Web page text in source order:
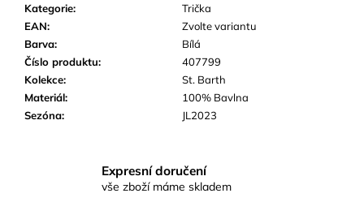
Kategorie:
Trička
EAN:
Zvolte variantu
Barva:
Bílá
Číslo produktu:
407799
Kolekce:
St. Barth
Materiál:
100% Bavlna
Sezóna: JL2023
Expresní doručení
vše zboží máme skladem